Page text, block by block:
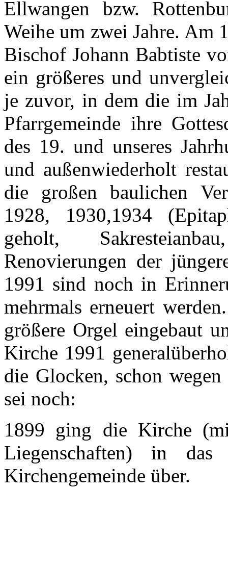
Ellwangen bzw.
Weihe um zwei Jahre. Am
Bischof Johann Babtiste
ein größeres und
je zuvor, in dem die im
Pfarrgemeinde ihre
des 19. und unseres
und außenwiederholt
die großen baulichen
1928, 1930,1934
geholt,
Renovierungen der
1991 sind noch in
mehrmals erneuert
größere Orgel eingebaut
Kirche 1991
die Glocken, schon
sei noch:
1899 ging die Kirche
Liegenschaften) in das
Kirchengemeinde über.